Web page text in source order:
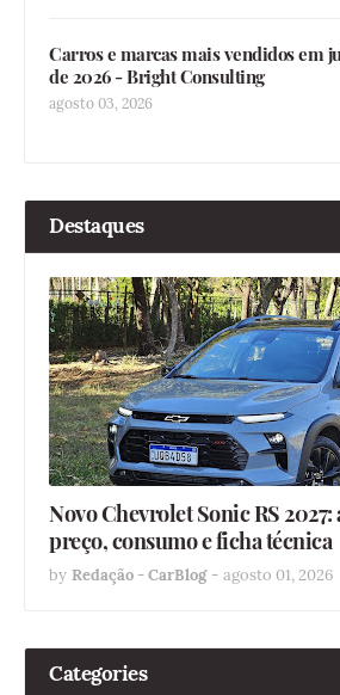
Carros e marcas mais vendidos em
de 2026 - Bright Consulting
agosto 03, 2026
Destaques
Novo Chevrolet Sonic RS 2027:
preço, consumo e ficha técnica
by Redação - CarBlog - agosto 01, 2026
Categories